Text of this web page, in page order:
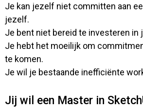
Je kan jezelf niet committen aan
jezelf.
Je bent niet bereid te investeren in
Je hebt het moeilijk om
te komen.
Je wil je bestaande inefficiënte
Jij wil een Master in